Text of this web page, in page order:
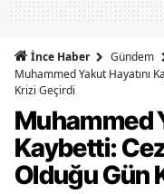
İnce Haber
Gündem
Muhammed Yakut Hayatını
Krizi Geçirdi
Muhammed
Kaybetti:
Olduğu Gün